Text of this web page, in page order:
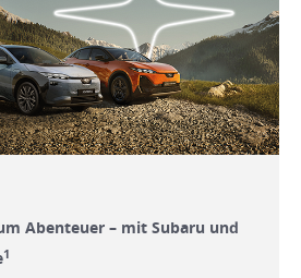
Abenteuer – mit Subaru und
1